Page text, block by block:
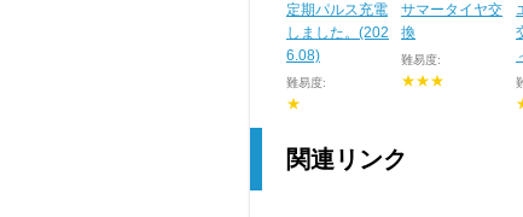
定期パルス充電
しました。(202
6.08)
難易度:
★
サマータイヤ交
換
難易度:
★★★
関連リンク